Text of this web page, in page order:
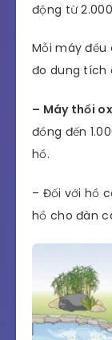
động từ
Mỗi máy đều
đo dung tích
– Máy thổi
đồng đến
hồ.
– Đối với hồ
hồ cho đàn